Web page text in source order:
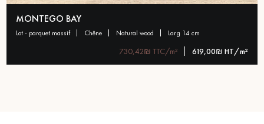
MONTEGO BAY
lot - parquet massif chêne natural wood larg 14 cm
730,42₪ TTC/m² 619,00₪ HT/m²